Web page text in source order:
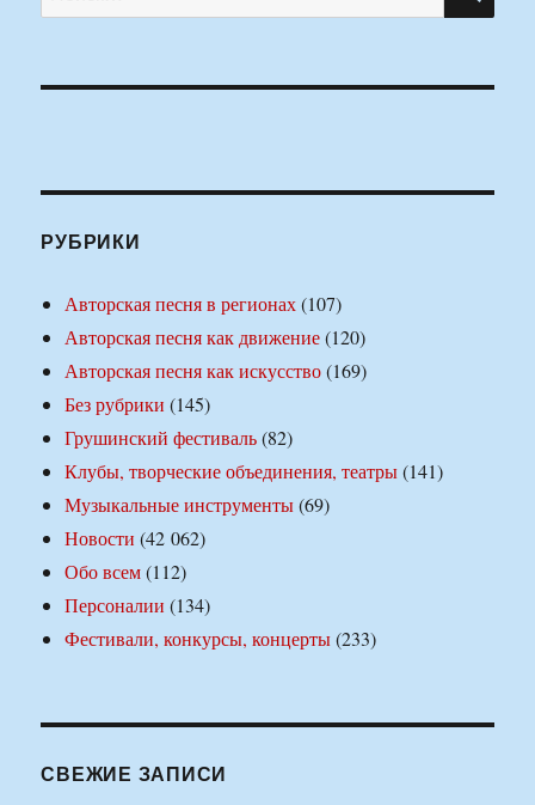
РУБРИКИ
Авторская песня в регионах(107)
Авторская песня как движение(120)
Авторская песня как искусство(169)
Без рубрики (145)
Грушинский фестиваль(82)
Клубы, творческие объединения, театры(141)
Музыкальные инструменты(69)
Новости (42 062)
Обо всем(112)
Персоналии (134)
Фестивали, конкурсы, концерты(233)
СВЕЖИЕ ЗАПИСИ